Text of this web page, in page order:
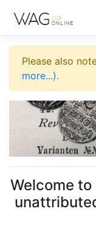
Please also
more...).
Welcome